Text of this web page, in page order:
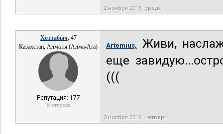
2 ноября 2016, среда
Хоттабыч, 47
Казахстан, Алматы (Алма-Ата)
Репутация: 177
В отпуске
Artemius,
Живи,
еще
(((
3 ноября 2016, четверг